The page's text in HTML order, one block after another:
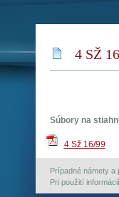
4 SŽ
Súbory na
4 Sž 16/99
Prípadné námety a
Pri použití